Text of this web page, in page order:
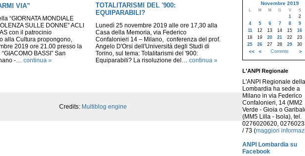
VIA”
“GIORNATA MONDIALE
SULLE DONNE” ACLI
con il patrocinio
alla Cultura propongono,
2019 ore 21.00 presso la
BASSI” San
-… continua »
TOTALITARISMI DEL '900:
EQUIPARABILI?
Lunedì 25 novembre 2019 alle ore 17,30 alla
Casa della Memoria, via Federico
Confalonieri 14 – Milano, conferenza del prof.
Angelo D'Orsi dell'Università degli Studi di
Torino, sul tema: Totalitarismi del '900:
Equiparabili? La risoluzione del… continua »
Novembre 2019
L M M G V S
1 2
4
5 6 7 8 9
11
12 13 14 15 16
18
19 20 21 22 23
25
26 27 28 29 30
<< < Corrente >
L'ANPI Regionale
L'ANPI Regionale della
Lombardia ha sede a
Milano in via Federico
Confalonieri, 14 (MM2
Verde - Gioia o
(MM5 Lilla - Isola), tel.
0276020620,
/ 73 (maggiori
ANPI Lombardia su
Facebook
Credits: Multiblog engine